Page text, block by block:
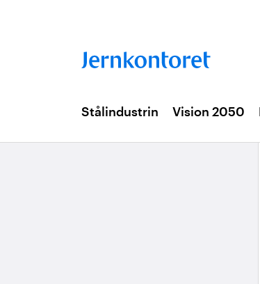
Stålindustrin Vision 2050